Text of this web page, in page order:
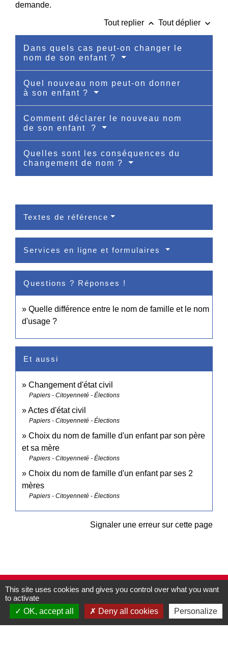
demande.
Tout replier keyboard_arrow_up Tout déplier keyboard_arrow_down
Dans quels cas peut-on changer le
nom de son enfant ?
Quel nouveau nom peut-on donner
à son enfant ?
Comment déclarer le nouveau nom
de son enfant ?
Quelles sont les conséquences du
changement de nom ?
Textes de référence
Services en ligne et formulaires
Questions ? Réponses !
Quelle différence entre le nom de famille et le nom
d'usage ?
Et aussi
Changement d'état civil
Papiers - Citoyenneté - Élections
Actes d'état civil
Papiers - Citoyenneté - Élections
Choix du nom de famille d'un enfant par son père
et sa mère
Papiers - Citoyenneté - Élections
Choix du nom de famille d'un enfant par ses 2
mères
Papiers - Citoyenneté - Élections
Signaler une erreur sur cette page
Contacts
Commune de Pullay
2 rue des Rossignols
27130 Pullay - FRANCE
This site uses cookies and gives you control over what you want
to activate
OK, accept all
Deny all cookies Personalize